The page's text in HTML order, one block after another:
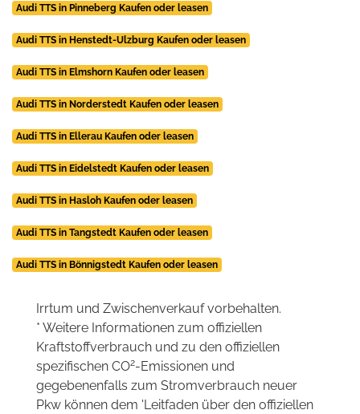
Audi TTS in Pinneberg Kaufen oder leasen
Audi TTS in Henstedt-Ulzburg Kaufen oder leasen
Audi TTS in Elmshorn Kaufen oder leasen
Audi TTS in Norderstedt Kaufen oder leasen
Audi TTS in Ellerau Kaufen oder leasen
Audi TTS in Eidelstedt Kaufen oder leasen
Audi TTS in Hasloh Kaufen oder leasen
Audi TTS in Tangstedt Kaufen oder leasen
Audi TTS in Bönnigstedt Kaufen oder leasen
Irrtum und Zwischenverkauf vorbehalten.
* Weitere Informationen zum offiziellen
Kraftstoffverbrauch und zu den offiziellen
spezifischen CO2-Emissionen und
gegebenenfalls zum Stromverbrauch neuer
Pkw können dem 'Leitfaden über den offiziellen